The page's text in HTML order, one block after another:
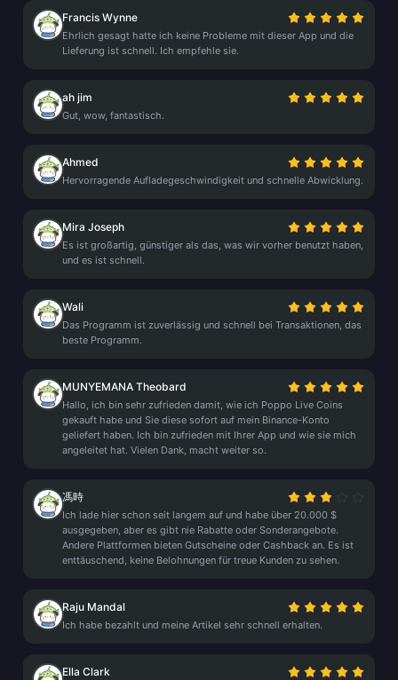
Francis Wynne
Ehrlich gesagt hatte ich keine Probleme mit dieser App und die
Lieferung ist schnell. Ich empfehle sie.
ah jim
Gut, wow, fantastisch.
Ahmed
Hervorragende Aufladegeschwindigkeit und schnelle Abwicklung.
Mira Joseph
Es ist großartig, günstiger als das, was wir vorher benutzt haben,
und es ist schnell.
Wali
Das Programm ist zuverlässig und schnell bei Transaktionen, das
beste Programm.
MUNYEMANA Theobard
Hallo, ich bin sehr zufrieden damit, wie ich Poppo Live Coins
gekauft habe und Sie diese sofort auf mein Binance-Konto
geliefert haben. Ich bin zufrieden mit Ihrer App und wie sie mich
angeleitet hat. Vielen Dank, macht weiter so.
馮時
Ich lade hier schon seit langem auf und habe über 20.000 $
ausgegeben, aber es gibt nie Rabatte oder Sonderangebote.
Andere Plattformen bieten Gutscheine oder Cashback an. Es ist
enttäuschend, keine Belohnungen für treue Kunden zu sehen.
Raju Mandal
Ich habe bezahlt und meine Artikel sehr schnell erhalten.
Ella Clark